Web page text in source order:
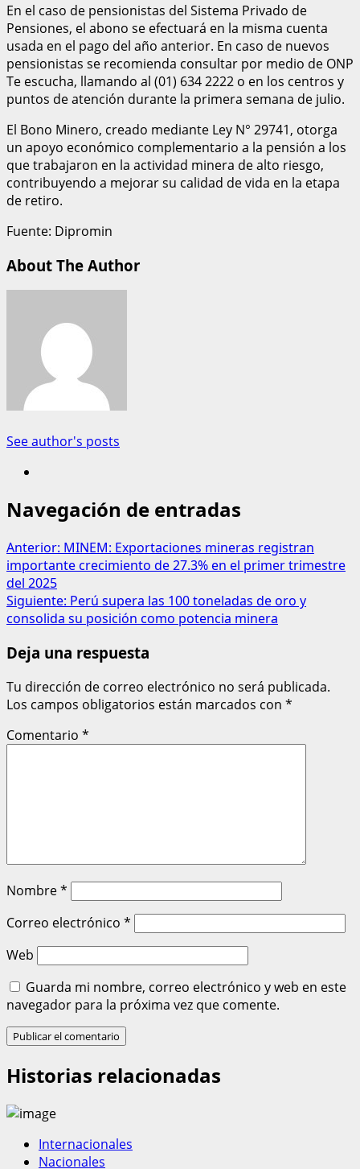
En el caso de pensionistas del Sistema Privado de
Pensiones, el abono se efectuará en la misma cuenta
usada en el pago del año anterior. En caso de nuevos
pensionistas se recomienda consultar por medio de ONP
Te escucha, llamando al (01) 634 2222 o en los centros y
puntos de atención durante la primera semana de julio.
El Bono Minero, creado mediante Ley N° 29741, otorga
un apoyo económico complementario a la pensión a los
que trabajaron en la actividad minera de alto riesgo,
contribuyendo a mejorar su calidad de vida en la etapa
de retiro.
Fuente: Dipromin
About The Author
See author's posts
Navegación de entradas
Anterior: MINEM: Exportaciones mineras registran
importante crecimiento de 27.3% en el primer trimestre
del 2025
Siguiente: Perú supera las 100 toneladas de oro y
consolida su posición como potencia minera
Deja una respuesta
Tu dirección de correo electrónico no será publicada.
Los campos obligatorios están marcados con *
Comentario *
Nombre*
Correo electrónico *
Web
Guarda mi nombre, correo electrónico y web en este
navegador para la próxima vez que comente.
Historias relacionadas
Internacionales
Nacionales